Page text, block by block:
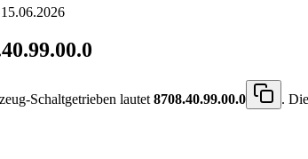
Schaltgetrieben lautet 8708.40.99.00.0 .